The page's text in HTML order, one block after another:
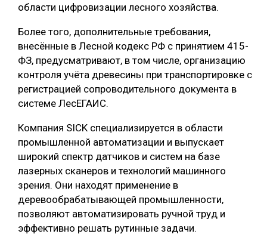
области цифровизации лесного хозяйства.
Более того, дополнительные требования,
внесённые в Лесной кодекс РФ c принятием 415-
ФЗ, предусматривают, в том числе, организацию
контроля учёта древесины при транспортировке с
регистрацией сопроводительного документа в
системе ЛесЕГАИС.
Компания SICK специализируется в области
промышленной автоматизации и выпускает
широкий спектр датчиков и систем на базе
лазерных сканеров и технологий машинного
зрения. Они находят применение в
деревообрабатывающей промышленности,
позволяют автоматизировать ручной труд и
эффективно решать рутинные задачи.